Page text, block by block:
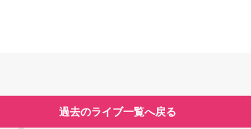
過去のライブ一覧へ戻る